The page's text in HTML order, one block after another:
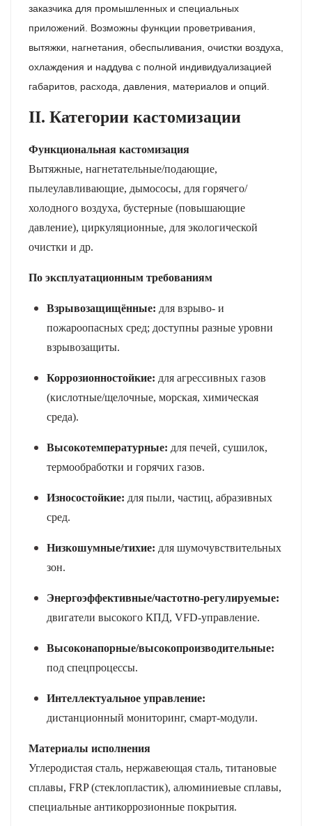
заказчика для промышленных и специальных
приложений. Возможны функции проветривания,
вытяжки, нагнетания, обеспыливания, очистки воздуха,
охлаждения и наддува с полной индивидуализацией
габаритов, расхода, давления, материалов и опций.
II. Категории кастомизации
Функциональная кастомизация
Вытяжные, нагнетательные/подающие,
пылеулавливающие, дымососы, для горячего/
холодного воздуха, бустерные (повышающие
давление), циркуляционные, для экологической
очистки и др.
По эксплуатационным требованиям
Взрывозащищённые: для взрыво- и
пожароопасных сред; доступны разные уровни
взрывозащиты.
Коррозионностойкие: для агрессивных газов
(кислотные/щелочные, морская, химическая
среда).
Высокотемпературные: для печей, сушилок,
термообработки и горячих газов.
Износостойкие: для пыли, частиц, абразивных
сред.
Низкошумные/тихие: для шумочувствительных
зон.
Энергоэффективные/частотно-регулируемые:
двигатели высокого КПД, VFD-управление.
Высоконапорные/высокопроизводительные:
под спецпроцессы.
Интеллектуальное управление:
дистанционный мониторинг, смарт-модули.
Материалы исполнения
Углеродистая сталь, нержавеющая сталь, титановые
сплавы, FRP (стеклопластик), алюминиевые сплавы,
специальные антикоррозионные покрытия.